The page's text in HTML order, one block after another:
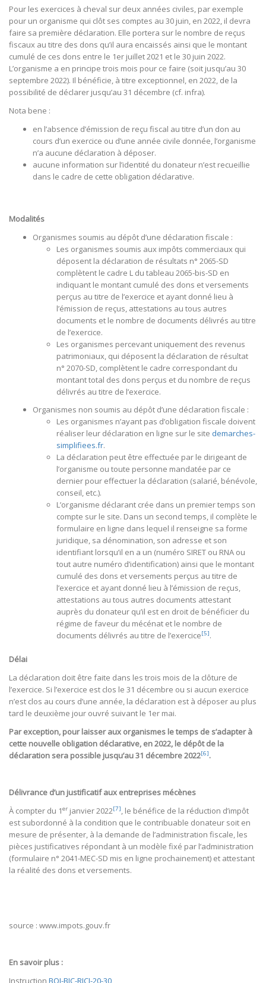
Pour les exercices à cheval sur deux années civiles, par exemple
pour un organisme qui clôt ses comptes au 30 juin, en 2022, il devra
faire sa première déclaration. Elle portera sur le nombre de reçus
fiscaux au titre des dons qu’il aura encaissés ainsi que le montant
cumulé de ces dons entre le 1er juillet 2021 et le 30 juin 2022.
L’organisme a en principe trois mois pour ce faire (soit jusqu’au 30
septembre 2022). Il bénéficie, à titre exceptionnel, en 2022, de la
possibilité de déclarer jusqu’au 31 décembre (cf. infra).
Nota bene :
en l’absence d’émission de reçu fiscal au titre d’un don au
cours d’un exercice ou d’une année civile donnée, l’organisme
n’a aucune déclaration à déposer.
aucune information sur l’identité du donateur n’est recueillie
dans le cadre de cette obligation déclarative.
Modalités
Organismes soumis au dépôt d’une déclaration fiscale :
Les organismes soumis aux impôts commerciaux qui
déposent la déclaration de résultats n° 2065-SD
complètent le cadre L du tableau 2065-bis-SD en
indiquant le montant cumulé des dons et versements
perçus au titre de l’exercice et ayant donné lieu à
l’émission de reçus, attestations au tous autres
documents et le nombre de documents délivrés au titre
de l’exercice.
Les organismes percevant uniquement des revenus
patrimoniaux, qui déposent la déclaration de résultat
n° 2070-SD, complètent le cadre correspondant du
montant total des dons perçus et du nombre de reçus
délivrés au titre de l’exercice.
Organismes non soumis au dépôt d’une déclaration fiscale :
Les organismes n’ayant pas d’obligation fiscale doivent
réaliser leur déclaration en ligne sur le site demarches-
simplifiees.fr.
La déclaration peut être effectuée par le dirigeant de
l’organisme ou toute personne mandatée par ce
dernier pour effectuer la déclaration (salarié, bénévole,
conseil, etc.).
L’organisme déclarant crée dans un premier temps son
compte sur le site. Dans un second temps, il complète le
formulaire en ligne dans lequel il renseigne sa forme
juridique, sa dénomination, son adresse et son
identifiant lorsqu’il en a un (numéro SIRET ou RNA ou
tout autre numéro d’identification) ainsi que le montant
cumulé des dons et versements perçus au titre de
l’exercice et ayant donné lieu à l’émission de reçus,
attestations au tous autres documents attestant
auprès du donateur qu’il est en droit de bénéficier du
régime de faveur du mécénat et le nombre de
documents délivrés au titre de l’exercice[5].
Délai
La déclaration doit être faite dans les trois mois de la clôture de
l’exercice. Si l’exercice est clos le 31 décembre ou si aucun exercice
n’est clos au cours d’une année, la déclaration est à déposer au plus
tard le deuxième jour ouvré suivant le 1er mai.
Par exception, pour laisser aux organismes le temps de s’adapter à
cette nouvelle obligation déclarative, en 2022, le dépôt de la
déclaration sera possible jusqu’au 31 décembre 2022[6].
Délivrance d’un justificatif aux entreprises mécènes
À compter du 1er janvier 2022[7], le bénéfice de la réduction d’impôt
est subordonné à la condition que le contribuable donateur soit en
mesure de présenter, à la demande de l’administration fiscale, les
pièces justificatives répondant à un modèle fixé par l’administration
(formulaire n° 2041-MEC-SD mis en ligne prochainement) et attestant
la réalité des dons et versements.
source : www.impots.gouv.fr
En savoir plus :